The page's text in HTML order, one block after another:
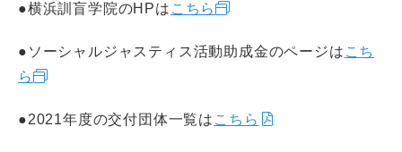
●横浜訓盲学院のHPは こちら
●ソーシャルジャスティス活動助成金のページは こち
ら
●2021年度の交付団体一覧は こちら